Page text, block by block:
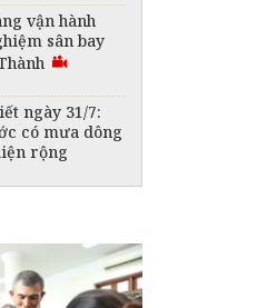
vận hành
sân bay
ngày 31/7:
có mưa dông
rộng
Nam trở
gia biển
19: Đổi